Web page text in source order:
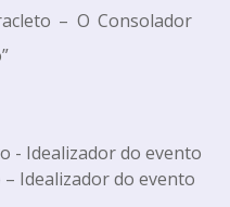
– O Consolador
Idealizador do evento